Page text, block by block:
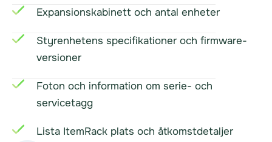
Expansionskabinett och antal enheter
Styrenhetens specifikationer och firmware-
versioner
Foton och information om serie- och
servicetagg
Lista ItemRack plats och åtkomstdetaljer